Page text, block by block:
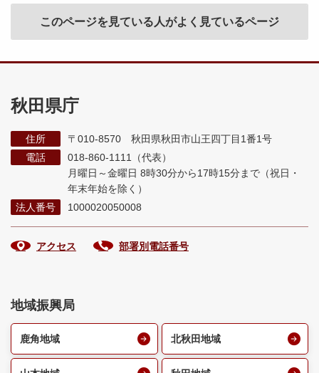
このページを見ている人がよく見ているページ
秋田県庁
住所
〒010-8570 秋田県秋田市山王四丁目1番1号
電話
018-860-1111（代表）
月曜日～金曜日 8時30分から17時15分まで （祝日・
年末年始を除く）
法人番号
1000020050008
アクセス 部署別電話番号
地域振興局
鹿角地域 北秋田地域